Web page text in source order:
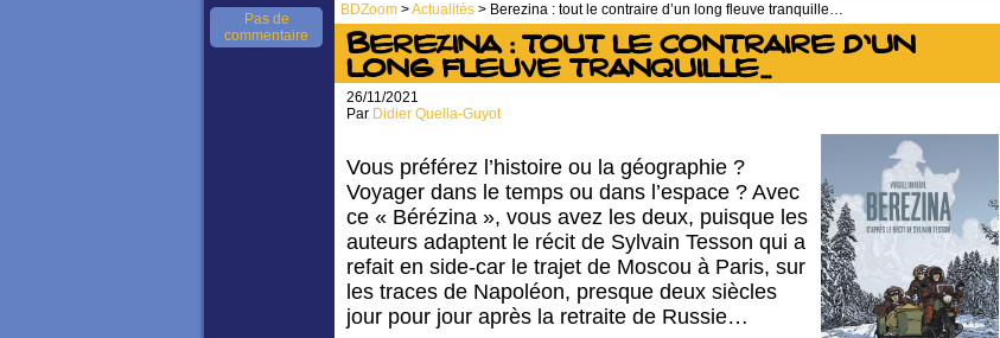
BDZoom >Actualités > Berezina : tout le contraire d’un long fleuve tranquille…
Pas de
commentaire
Berezina : tout le contraire d’un
long fleuve tranquille…
26/11/2021
Par Didier Quella-Guyot
Vous préférez l’histoire ou la géographie ?
Voyager dans le temps ou dans l’espace ? Avec
ce « Bérézina », vous avez les deux, puisque les
auteurs adaptent le récit de Sylvain Tesson qui a
refait en side-car le trajet de Moscou à Paris, sur
les traces de Napoléon, presque deux siècles
jour pour jour après la retraite de Russie…